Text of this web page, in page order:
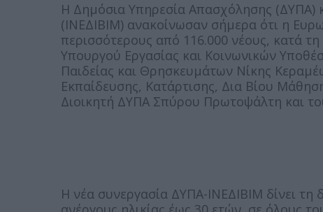
Η Δημόσια Υπηρεσία Απασχόλησης (ΔΥΠΑ)
(ΙΝΕΔΙΒΙΜ) ανακοίνωσαν σήμερα ότι η
περισσότερους από 116.000 νέους, κατά
Υπουργού Εργασίας και Κοινωνικών
Παιδείας και Θρησκευμάτων Νίκης
Εκπαίδευσης, Κατάρτισης, Δια Βίου
Διοικητή ΔΥΠΑ Σπύρου Πρωτοψάλτη και
Η νέα συνεργασία ΔΥΠΑ-ΙΝΕΔΙΒΙΜ δίνει